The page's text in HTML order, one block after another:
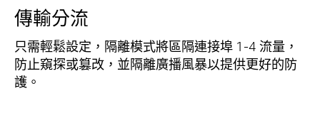
傳輸分流
只需輕鬆設定，隔離模式將區隔連接埠 1-4 流量，
防止窺探或篡改，並隔離廣播風暴以提供更好的防
護。